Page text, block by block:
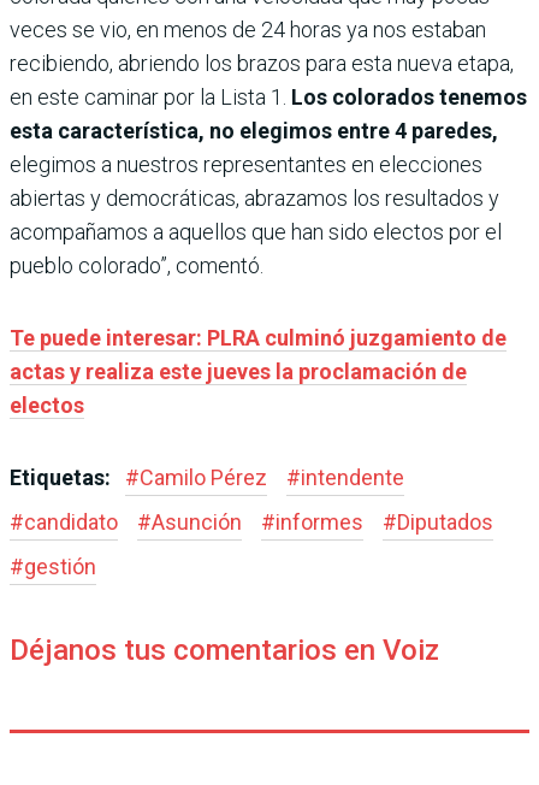
veces se vio, en menos de 24 horas ya nos estaban
recibiendo, abriendo los brazos para esta nueva etapa,
en este caminar por la Lista 1. Los colorados tenemos
esta característica, no elegimos entre 4 paredes,
elegimos a nuestros representantes en elecciones
abiertas y democráticas, abrazamos los resultados y
acompañamos a aquellos que han sido electos por el
pueblo colorado”, comentó.
Te puede interesar: PLRA culminó juzgamiento de
actas y realiza este jueves la proclamación de
electos
Etiquetas: #Camilo Pérez #intendente
#candidato #Asunción #informes #Diputados
#gestión
Déjanos tus comentarios en Voiz